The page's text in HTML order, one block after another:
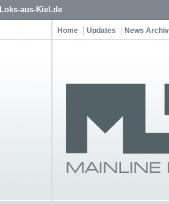
Loks-aus-Kiel.de
Home Updates News Archiv